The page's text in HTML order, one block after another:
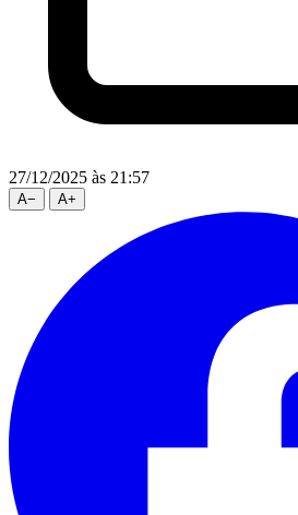
27/12/2025 às 21:57
A− A+